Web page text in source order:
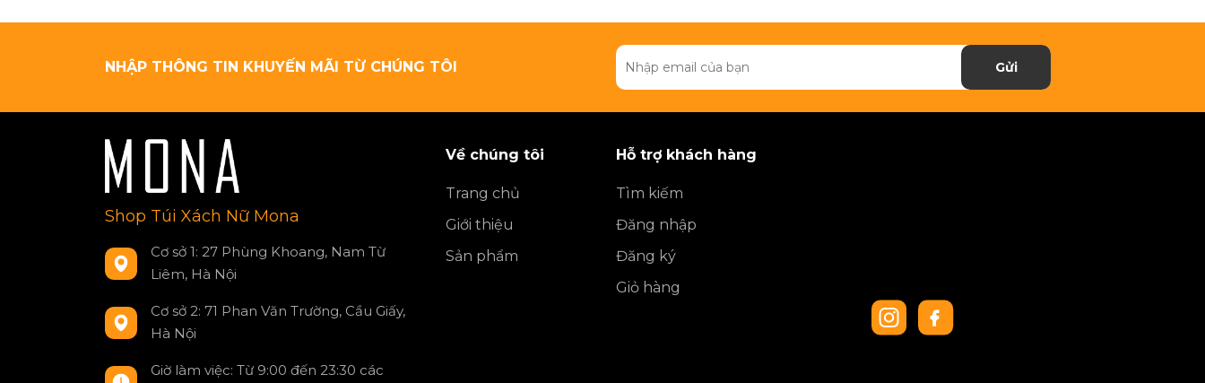
NHẬP THÔNG TIN KHUYẾN MÃI TỪ CHÚNG TÔI Gửi
Shop Túi Xách Nữ Mona
Cơ sở 1: 27 Phùng Khoang, Nam Từ
Liêm, Hà Nội
Cơ sở 2: 71 Phan Văn Trường, Cầu Giấy,
Hà Nội
Giờ làm việc: Từ 9:00 đến 23:30 các
Về chúng tôi
Trang chủ
Giới thiệu
Sản phẩm
Hỗ trợ khách hàng
Tìm kiếm
Đăng nhập
Đăng ký
Giỏ hàng